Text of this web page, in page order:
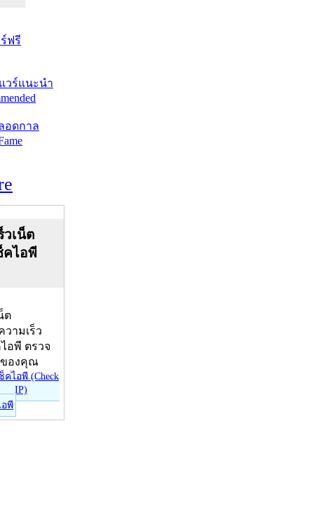
ฟรี
วร์แนะนำ
อดกาล
วเน็ต
คไอพี
ต
วามเร็ว
อพี ตรวจ
ของคุณ
อพี